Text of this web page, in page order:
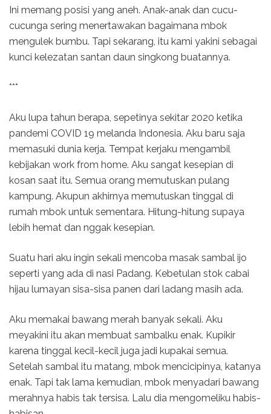
Ini memang posisi yang aneh. Anak-anak dan cucu-
cucunga sering menertawakan bagaimana mbok
mengulek bumbu. Tapi sekarang, itu kami yakini sebagai
kunci kelezatan santan daun singkong buatannya.
***
Aku lupa tahun berapa, sepetinya sekitar 2020 ketika
pandemi COVID 19 melanda Indonesia. Aku baru saja
memasuki dunia kerja. Tempat kerjaku mengambil
kebijakan work from home. Aku sangat kesepian di
kosan saat itu. Semua orang memutuskan pulang
kampung. Akupun akhirnya memutuskan tinggal di
rumah mbok untuk sementara. Hitung-hitung supaya
lebih hemat dan nggak kesepian.
Suatu hari aku ingin sekali mencoba masak sambal ijo
seperti yang ada di nasi Padang. Kebetulan stok cabai
hijau lumayan sisa-sisa panen dari ladang masih ada.
Aku memakai bawang merah banyak sekali. Aku
meyakini itu akan membuat sambalku enak. Kupikir
karena tinggal kecil-kecil juga jadi kupakai semua.
Setelah sambal itu matang, mbok mencicipinya, katanya
enak. Tapi tak lama kemudian, mbok menyadari bawang
merahnya habis tak tersisa. Lalu dia mengomeliku habis-